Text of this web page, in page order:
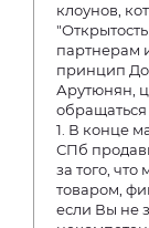
клоунов,
партнерам
принцип
Арутюнян,
обращаться
1. В конце
СПб
за того,
товаром,
если Вы не